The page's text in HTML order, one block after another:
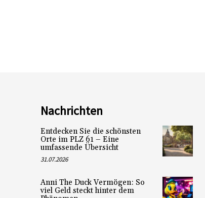
Nachrichten
Entdecken Sie die schönsten
Orte im PLZ 61 – Eine
umfassende Übersicht
31.07.2026
Anni The Duck Vermögen: So
viel Geld steckt hinter dem